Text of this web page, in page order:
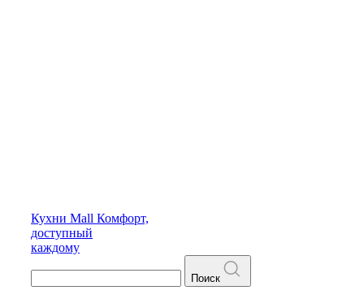
Кухни Mall Комфорт,
доступный
каждому
Поиск